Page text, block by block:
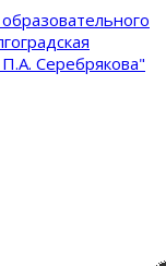
Серебрякова"